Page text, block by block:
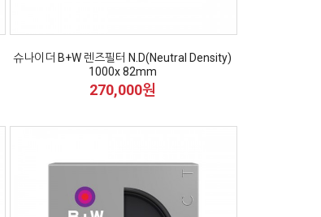
슈나이더 B+W 렌즈필터 N.D(Neutral Density)
1000x 82mm
270,000원